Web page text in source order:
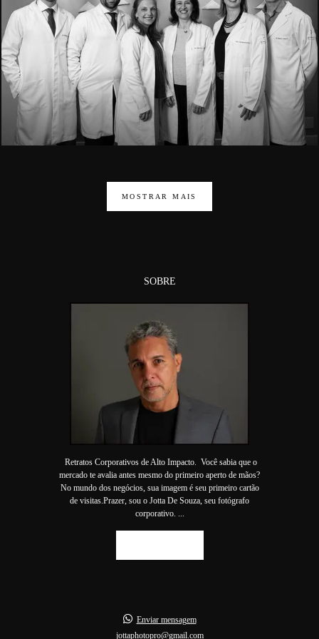
MOSTRAR MAIS
SOBRE
Retratos Corporativos de Alto Impacto. Você sabia que o
mercado te avalia antes mesmo do primeiro aperto de mãos?
No mundo dos negócios, sua imagem é seu primeiro cartão
de visitas.Prazer, sou o Jotta De Souza, seu fotógrafo
corporativo. ...
Enviar mensagem
jottaphotopro@gmail.com